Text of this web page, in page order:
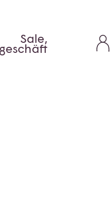
Sale,